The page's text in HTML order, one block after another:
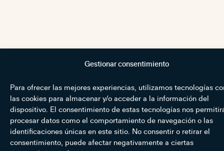
Gestionar consentimiento
Para ofrecer las mejores experiencias, utilizamos tecnologías
las cookies para almacenar y/o acceder a la información del
dispositivo. El consentimiento de estas tecnologías nos
procesar datos como el comportamiento de navegación o las
identificaciones únicas en este sitio. No consentir o retirar el
consentimiento, puede afectar negativamente a ciertas